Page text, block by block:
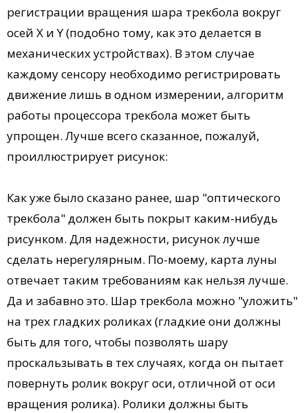
регистрации вращения шара трекбола вокруг
осей X и Y (подобно тому, как это делается в
механических устройствах). В этом случае
каждому сенсору необходимо регистрировать
движение лишь в одном измерении, алгоритм
работы процессора трекбола может быть
упрощен. Лучше всего сказанное, пожалуй,
проиллюстрирует рисунок:
Как уже было сказано ранее, шар "оптического
трекбола" должен быть покрыт каким-нибудь
рисунком. Для надежности, рисунок лучше
сделать нерегулярным. По-моему, карта луны
отвечает таким требованиям как нельзя лучше.
Да и забавно это. Шар трекбола можно "уложить"
на трех гладких роликах (гладкие они должны
быть для того, чтобы позволять шару
проскальзывать в тех случаях, когда он пытает
повернуть ролик вокруг оси, отличной от оси
вращения ролика). Ролики должны быть